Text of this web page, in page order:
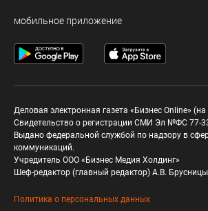
мобильное приложение
Деловая электронная газета «Бизнес Online» (на
Свидетельство о регистрации СМИ Эл №ФС 77-
Выдано федеральной службой по надзору в
коммуникаций.
Учредитель ООО «Бизнес Медия Холдинг»
Шеф-редактор (главный редактор) А.В.
Политика о персональных данных